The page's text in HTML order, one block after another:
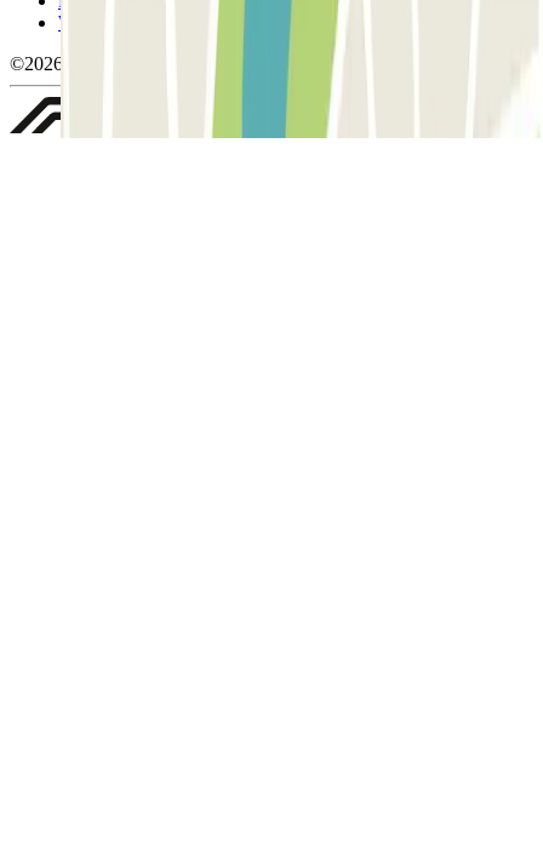
Whistleblowing
©2026 Parclick. Tutti i diritti riservati